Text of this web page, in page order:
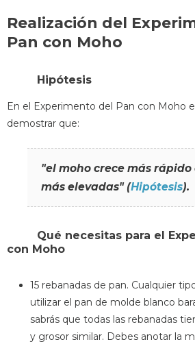
Realización del
Pan con Moho
Hipótesis
En el Experimento del Pan con Moho
demostrar que:
"el moho crece más
más elevadas" (Hipótesis).
Qué necesitas para el
con Moho
15 rebanadas de pan. Cualquier
utilizar el pan de molde blanco
sabrás que todas las rebanadas
y grosor similar. Debes anotar la